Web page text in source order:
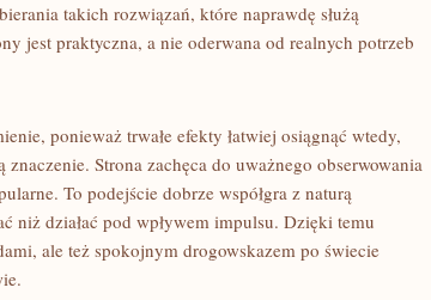
takich rozwiązań, które naprawdę służą
jest praktyczna, a nie oderwana od realnych potrzeb
ponieważ trwałe efekty łatwiej osiągnąć wtedy,
Strona zachęca do uważnego obserwowania
To podejście dobrze współgra z naturą
niż działać pod wpływem impulsu. Dzięki temu
ale też spokojnym drogowskazem po świecie